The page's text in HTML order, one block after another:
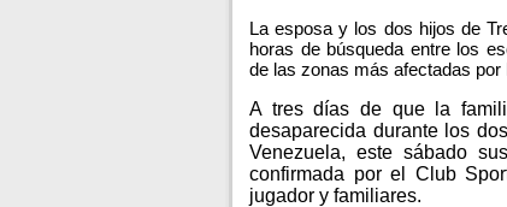
La esposa y los dos hijos de
horas de búsqueda entre los
de las zonas más afectadas por
A tres días de que la
desaparecida durante los
Venezuela, este sábado
confirmada por el Club
jugador y familiares.